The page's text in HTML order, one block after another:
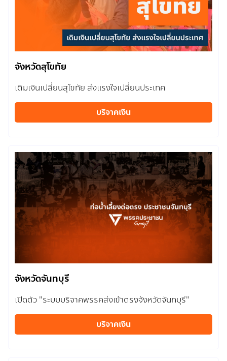
จังหวัดสุโขทัย
เติมเงินเปลี่ยนสุโขทัย ส่งแรงใจเปลี่ยนประเทศ
บริจาคเงิน
จังหวัดจันทบุรี
เปิดตัว "ระบบบริจาคพรรคส่งเข้าตรงจังหวัดจันทบุรี"
บริจาคเงิน